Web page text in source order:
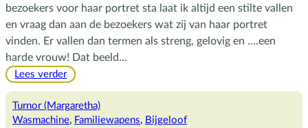
bezoekers voor haar portret sta laat ik altijd een stilte vallen
en vraag dan aan de bezoekers wat zij van haar portret
vinden. Er vallen dan termen als streng, gelovig en ….een
harde vrouw! Dat beeld…
Lees verder:
als
het
Turnor (Margaretha)
Wasmachine, Familiewapens, Bijgeloof